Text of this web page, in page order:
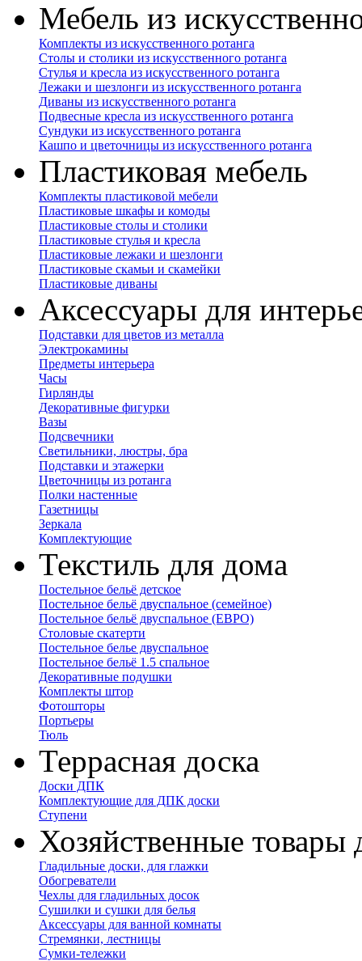
Мебель из
Комплекты из искусственного ротанга
Столы и столики из искусственного ротанга
Стулья и кресла из искусственного ротанга
Лежаки и шезлонги из искусственного ротанга
Диваны из искусственного ротанга
Подвесные кресла из искусственного ротанга
Сундуки из искусственного ротанга
Кашпо и цветочницы из искусственного ротанга
Пластиковая мебель
Комплекты пластиковой мебели
Пластиковые шкафы и комоды
Пластиковые столы и столики
Пластиковые стулья и кресла
Пластиковые лежаки и шезлонги
Пластиковые скамьи и скамейки
Пластиковые диваны
Аксессуары для
Подставки для цветов из металла
Электрокамины
Предметы интерьера
Часы
Гирлянды
Декоративные фигурки
Вазы
Подсвечники
Светильники, люстры, бра
Подставки и этажерки
Цветочницы из ротанга
Полки настенные
Газетницы
Зеркала
Комплектующие
Текстиль для дома
Постельное бельё детское
Постельное бельё двуспальное (семейное)
Постельное бельё двуспальное (ЕВРО)
Столовые скатерти
Постельное белье двуспальное
Постельное бельё 1.5 спальное
Декоративные подушки
Комплекты штор
Фотошторы
Портьеры
Тюль
Террасная доска
Доски ДПК
Комплектующие для ДПК доски
Ступени
Хозяйственные товары
Гладильные доски, для глажки
Обогреватели
Чехлы для гладильных досок
Сушилки и сушки для белья
Аксессуары для ванной комнаты
Стремянки, лестницы
Сумки-тележки